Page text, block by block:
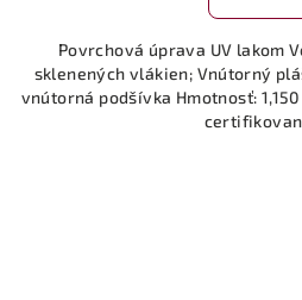
Povrchová úprava UV lakom
sklenených vlákien; Vnútorný
vnútorná podšívka Hmotnosť: